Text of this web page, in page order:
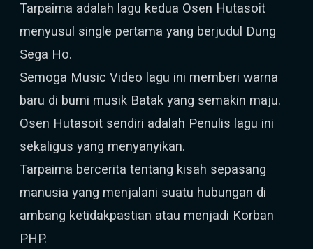
Tarpaima adalah lagu kedua Osen Hutasoit
menyusul single pertama yang berjudul Dung
Sega Ho.
Semoga Music Video lagu ini memberi warna
baru di bumi musik Batak yang semakin maju.
Osen Hutasoit sendiri adalah Penulis lagu ini
sekaligus yang menyanyikan.
Tarpaima bercerita tentang kisah sepasang
manusia yang menjalani suatu hubungan di
ambang ketidakpastian atau menjadi Korban
PHP.